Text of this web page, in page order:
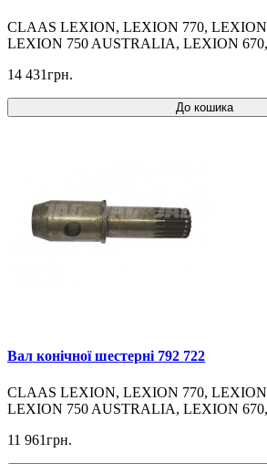
CLAAS LEXION, LEXION 770,
LEXION 750 AUSTRALIA, LEXION
14 431грн.
До кошика
Вал конічної шестерні 792 722
CLAAS LEXION, LEXION 770,
LEXION 750 AUSTRALIA, LEXION
11 961грн.